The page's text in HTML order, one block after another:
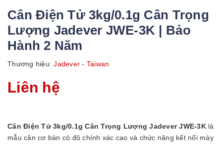
Cân Điện Tử 3kg/0.1g Cân Trọng
Lượng Jadever JWE-3K | Bảo
Hành 2 Năm
Thương hiệu: Jadever - Taiwan
Liên hệ
Cân Điện Tử 3kg/0.1g Cân Trọng Lượng Jadever JWE-3Klà
mẫu cân cơ bản có độ chính xác cao và chức năng kết nối máy